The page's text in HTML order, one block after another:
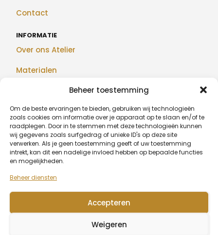
Beheer toestemming
Om de beste ervaringen te bieden, gebruiken wij technologieën
zoals cookies om informatie over je apparaat op te slaan en/of te
raadplegen. Door in te stemmen met deze technologieën kunnen
wij gegevens zoals surfgedrag of unieke ID's op deze site
verwerken. Als je geen toestemming geeft of uw toestemming
intrekt, kan dit een nadelige invloed hebben op bepaalde functies
en mogelijkheden.
Beheer diensten
Accepteren
Weigeren
Contact
INFORMATIE
Over ons Atelier
Materialen
Realisaties
Blog
© 2026 Algu Design - BE1007.377.068
Wagenaarstraat 39, 8791 Beveren-Leie (Waregem) -